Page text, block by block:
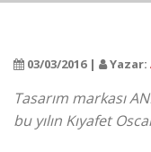
03/03/2016 | Yazar:
Tasarım markası
bu yılın Kıyafet